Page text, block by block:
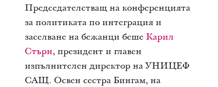
Председателстващ на конференцията
за политиката по интеграция и
заселване на бежанци беше Карил
Стърн, президент и главен
изпълнителен директор на УНИЦЕФ
САЩ. Освен сестра Бингам, на